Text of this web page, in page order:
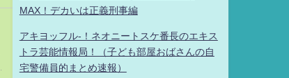
MAX！デカいは正義刑事編
アキヨッフル-！ネオニートスケ番長のエキス
トラ芸能情報局！（子ども部屋おばさんの自
宅警備員的まとめ速報）